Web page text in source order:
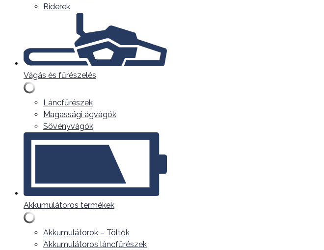
Riderek
Vágás és fűrészelés
Láncfűrészek
Magassági ágvágók
Sövényvágók
Akkumulátoros termékek
Akkumulátorok – Töltők
Akkumulátoros láncfűrészek